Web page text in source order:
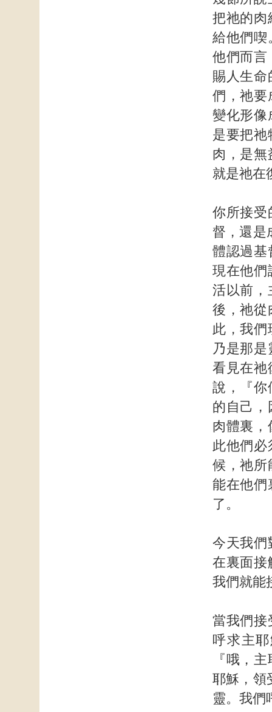
把祂的肉
給他們喫
他們而言
賜人生命
們，祂要
變化形像
是要把祂
肉，是無
就是祂在
你所接受
督，還是
體認過基
現在他們
活以前，
後，祂從
此，我們
乃是那
看見在祂
說，『你
的自己，
肉體裏，
此他們必
候，祂所
能在他們
了。
今天我們
在裏面接
我們就能
當我們接
呼求主
『哦，
耶穌，領
靈。我們